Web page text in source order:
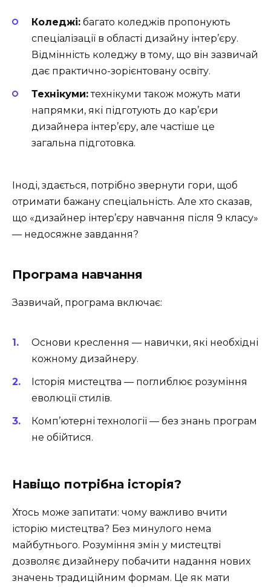
Коледжі: багато коледжів пропонують
спеціалізації в області дизайну інтер’єру.
Відмінність коледжу в тому, що він зазвичай
дає практично-зорієнтовану освіту.
Технікуми:технікуми також можуть мати
напрямки, які підготують до кар’єри
дизайнера інтер’єру, але частіше це
загальна підготовка.
Іноді, здається, потрібно звернути гори, щоб
отримати бажану спеціальність. Але хто сказав,
що «дизайнер інтер’єру навчання після 9 класу»
— недосяжне завдання?
Програма навчання
Зазвичай, програма включає:
Основи креслення — навички, які необхідні
кожному дизайнеру.
Історія мистецтва — поглиблює розуміння
еволюції стилів.
Комп’ютерні технології — без знань програм
не обійтися.
Навіщо потрібна історія?
Хтось може запитати: чому важливо вчити
історію мистецтва? Без минулого нема
майбутнього. Розуміння змін у мистецтві
дозволяє дизайнеру побачити надання нових
значень традиційним формам. Це як мати